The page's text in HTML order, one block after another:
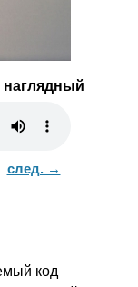
след. →
код